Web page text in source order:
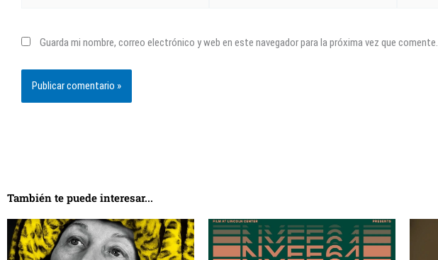
Guarda mi nombre, correo electrónico y web en este navegador para la próxima vez que comente.
También te puede interesar...